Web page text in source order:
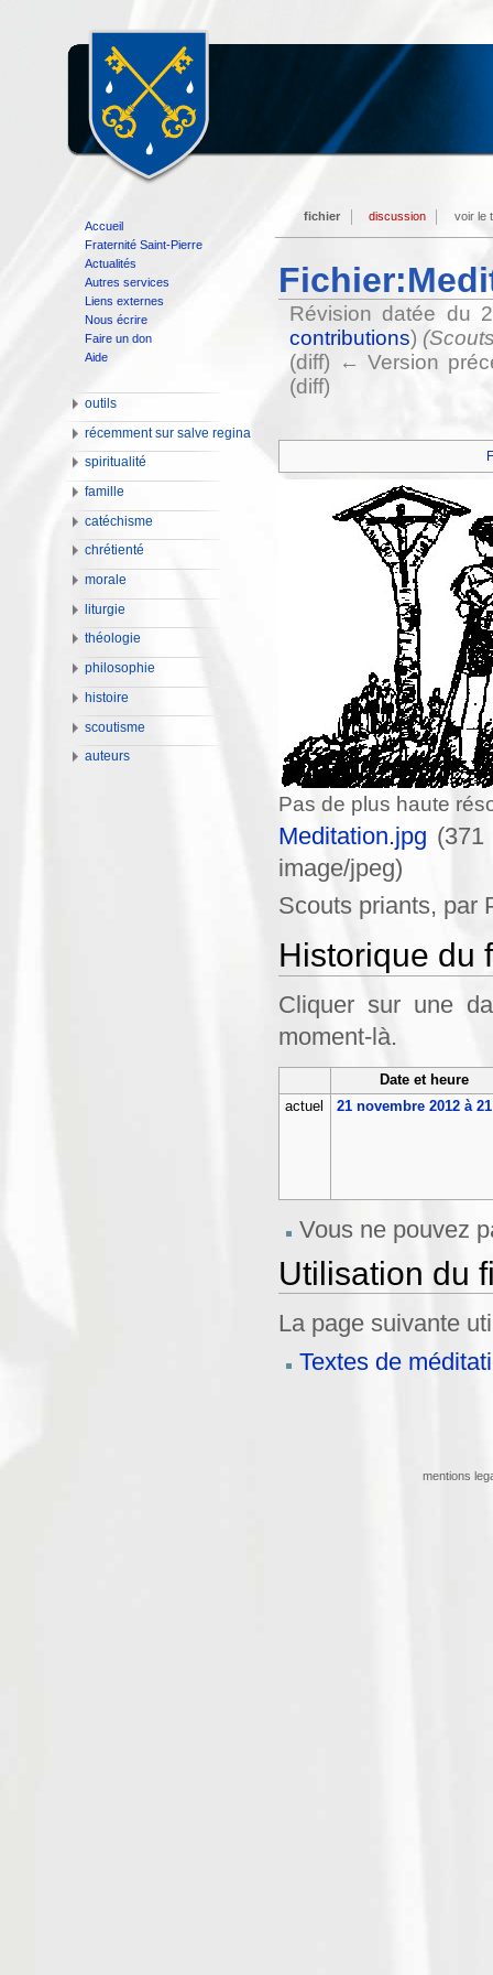
Révision datée du
contributions)
(diff) ← Version
(diff)
Pas de plus haute
Meditation.jpg
image/jpeg)
Scouts priants, par
Historique du
Cliquer sur une
moment-là.
Date et heure
actuel
21 novembre 2012 à
Vous ne pouvez
Utilisation du
La page suivante
Textes de
fichier discussion voir le
Accueil
Fraternité Saint-Pierre
Actualités
Autres services
Liens externes
Nous écrire
Faire un don
Aide
outils
récemment sur salve regina
spiritualité
famille
catéchisme
chrétienté
morale
liturgie
théologie
philosophie
histoire
scoutisme
auteurs
mentions